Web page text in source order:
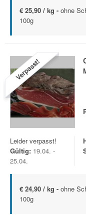
€ 25,90 / kg - ohne
100g
Verpasst!
Leider verpasst!
Gültig: 19.04. -
25.04.
€ 24,90 / kg - ohne
100g